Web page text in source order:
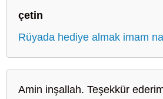
çetin
Rüyada hediye almak imam
Amin inşallah. Teşekkür